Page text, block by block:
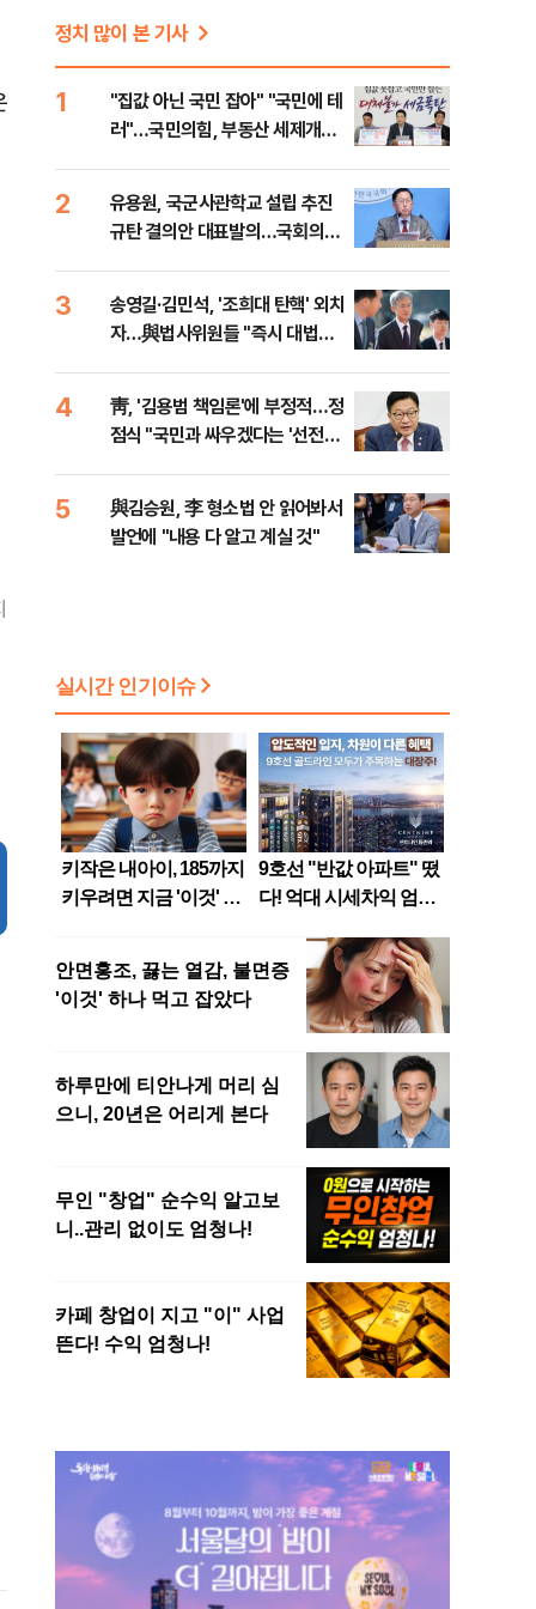
정치 많이 본 기사
1
"집값 아닌 국민 잡아" "국민에 테
러"…국민의힘, 부동산 세제개편
2
유용원, 국군사관학교 설립 추진
규탄 결의안 대표발의…국회의원
3
송영길·김민석, '조희대 탄핵' 외치
자…與법사위원들 "즉시 대법관
4
靑, '김용범 책임론'에 부정적…정
점식 "국민과 싸우겠다는 '선전포
5
與김승원, 李 형소법 안 읽어봐서
발언에 "내용 다 알고 계실 것"